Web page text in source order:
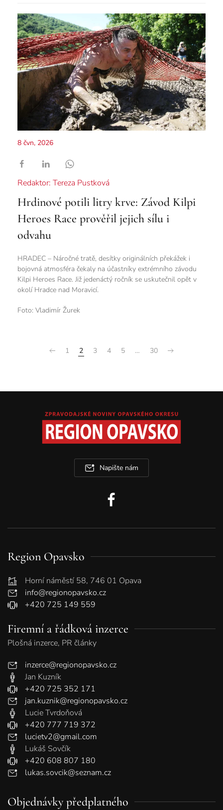
8 čvn, 2026
Redaktor: Tereza Pustková
Hrdinové potili litry krve: Závod Kilpi
Heroes Race prověřil jejich sílu i
odvahu
HRADEC – Náročné tratě, desítky originálních překážek i
bojovná atmosféra čekaly na účastníky extrémního závodu
Kilpi Heroes Race. Již jedenáctý ročník se uskutečnil opět v
okolí Hradce nad Moravicí.
Foto: Vladimír Žurek
1 2 3 4 5 … 30
Napište nám
Region Opavsko
Horní náměstí 58, 746 01 Opava
info@regionopavsko.cz
+420 725 149 559
Firemní a řádková inzerce
Plošná inzerce, PR články
inzerce@regionopavsko.cz
Jan Kuzník
+420 725 352 171
jan.kuznik@regionopavsko.cz
Lucie Tvrdoňová
+420 777 719 372
lucietv2@gmail.com
Lukáš Sovčík
+420 608 807 180
lukas.sovcik@seznam.cz
Objednávky předplatného